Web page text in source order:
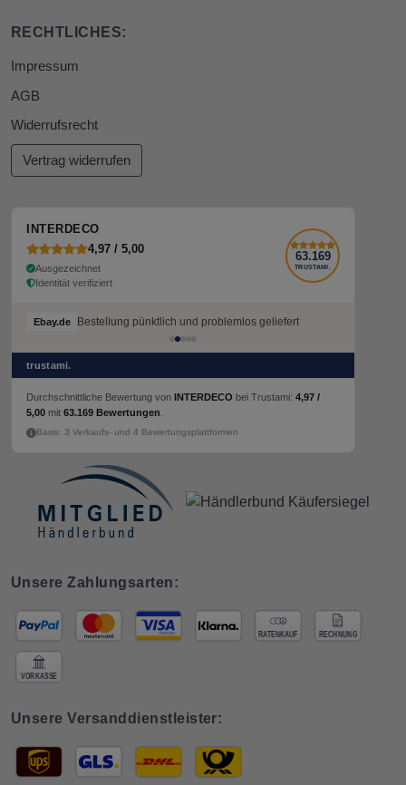
RECHTLICHES:
Impressum
AGB
Widerrufsrecht
Vertrag widerrufen
INTERDECO
4,97 / 5,00
Ausgezeichnet
Identität verifiziert
63.169
TRUSTAMI.
Ebay.de Bestellung pünktlich und problemlos geliefert
trustami.
Durchschnittliche Bewertung von INTERDECO bei Trustami: 4,97 /
5,00 mit 63.169 Bewertungen
Basis: 3 Verkaufs- und 4 Bewertungsplattformen
Unsere Zahlungsarten:
Unsere Versanddienstleister: